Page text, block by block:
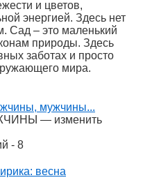
и цветов,
энергией. Здесь нет
Сад – это маленький
природы. Здесь
заботах и просто
мира.
мужчины...
— изменить
- 8
весна